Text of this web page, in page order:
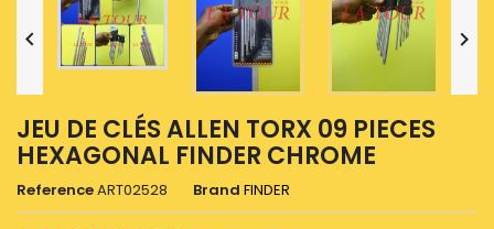
 
JEU DE CLÉS ALLEN TORX 09 PIECES
HEXAGONAL FINDER CHROME
ReferenceART02528 Brand FINDER